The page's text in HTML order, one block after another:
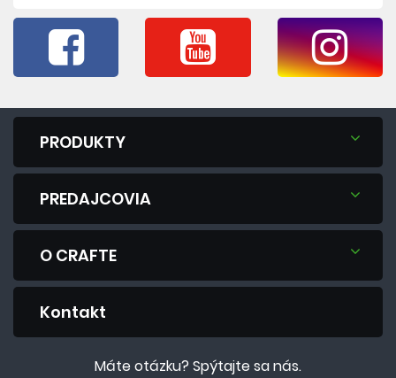
PRODUKTY
PREDAJCOVIA
O CRAFTE
Kontakt
Máte otázku? Spýtajte sa nás.